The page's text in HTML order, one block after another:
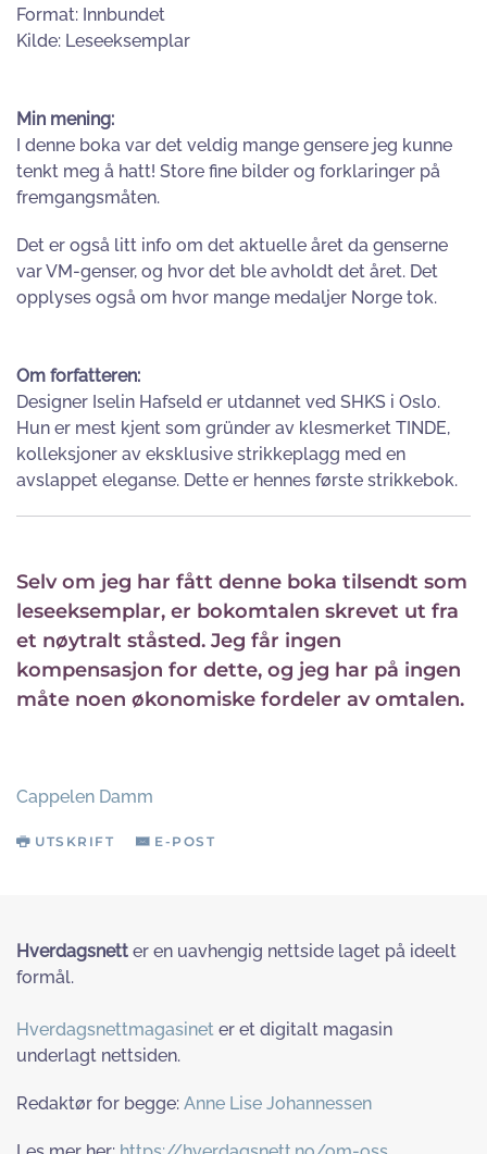
Format: Innbundet
Kilde: Leseeksemplar
Min mening:
I denne boka var det veldig mange gensere jeg kunne
tenkt meg å hatt! Store fine bilder og forklaringer på
fremgangsmåten.
Det er også litt info om det aktuelle året da genserne
var VM-genser, og hvor det ble avholdt det året. Det
opplyses også om hvor mange medaljer Norge tok.
Om forfatteren:
Designer Iselin Hafseld er utdannet ved SHKS i Oslo.
Hun er mest kjent som gründer av klesmerket TINDE,
kolleksjoner av eksklusive strikkeplagg med en
avslappet eleganse. Dette er hennes første strikkebok.
Selv om jeg har fått denne boka tilsendt som
leseeksemplar, er bokomtalen skrevet ut fra
et nøytralt ståsted. Jeg får ingen
kompensasjon for dette, og jeg har på ingen
måte noen økonomiske fordeler av omtalen.
Cappelen Damm
UTSKRIFT E-POST
Hverdagsnett er en uavhengig nettside laget på ideelt
formål.
Hverdagsnettmagasinet er et digitalt magasin
underlagt nettsiden.
Redaktør for begge: Anne Lise Johannessen